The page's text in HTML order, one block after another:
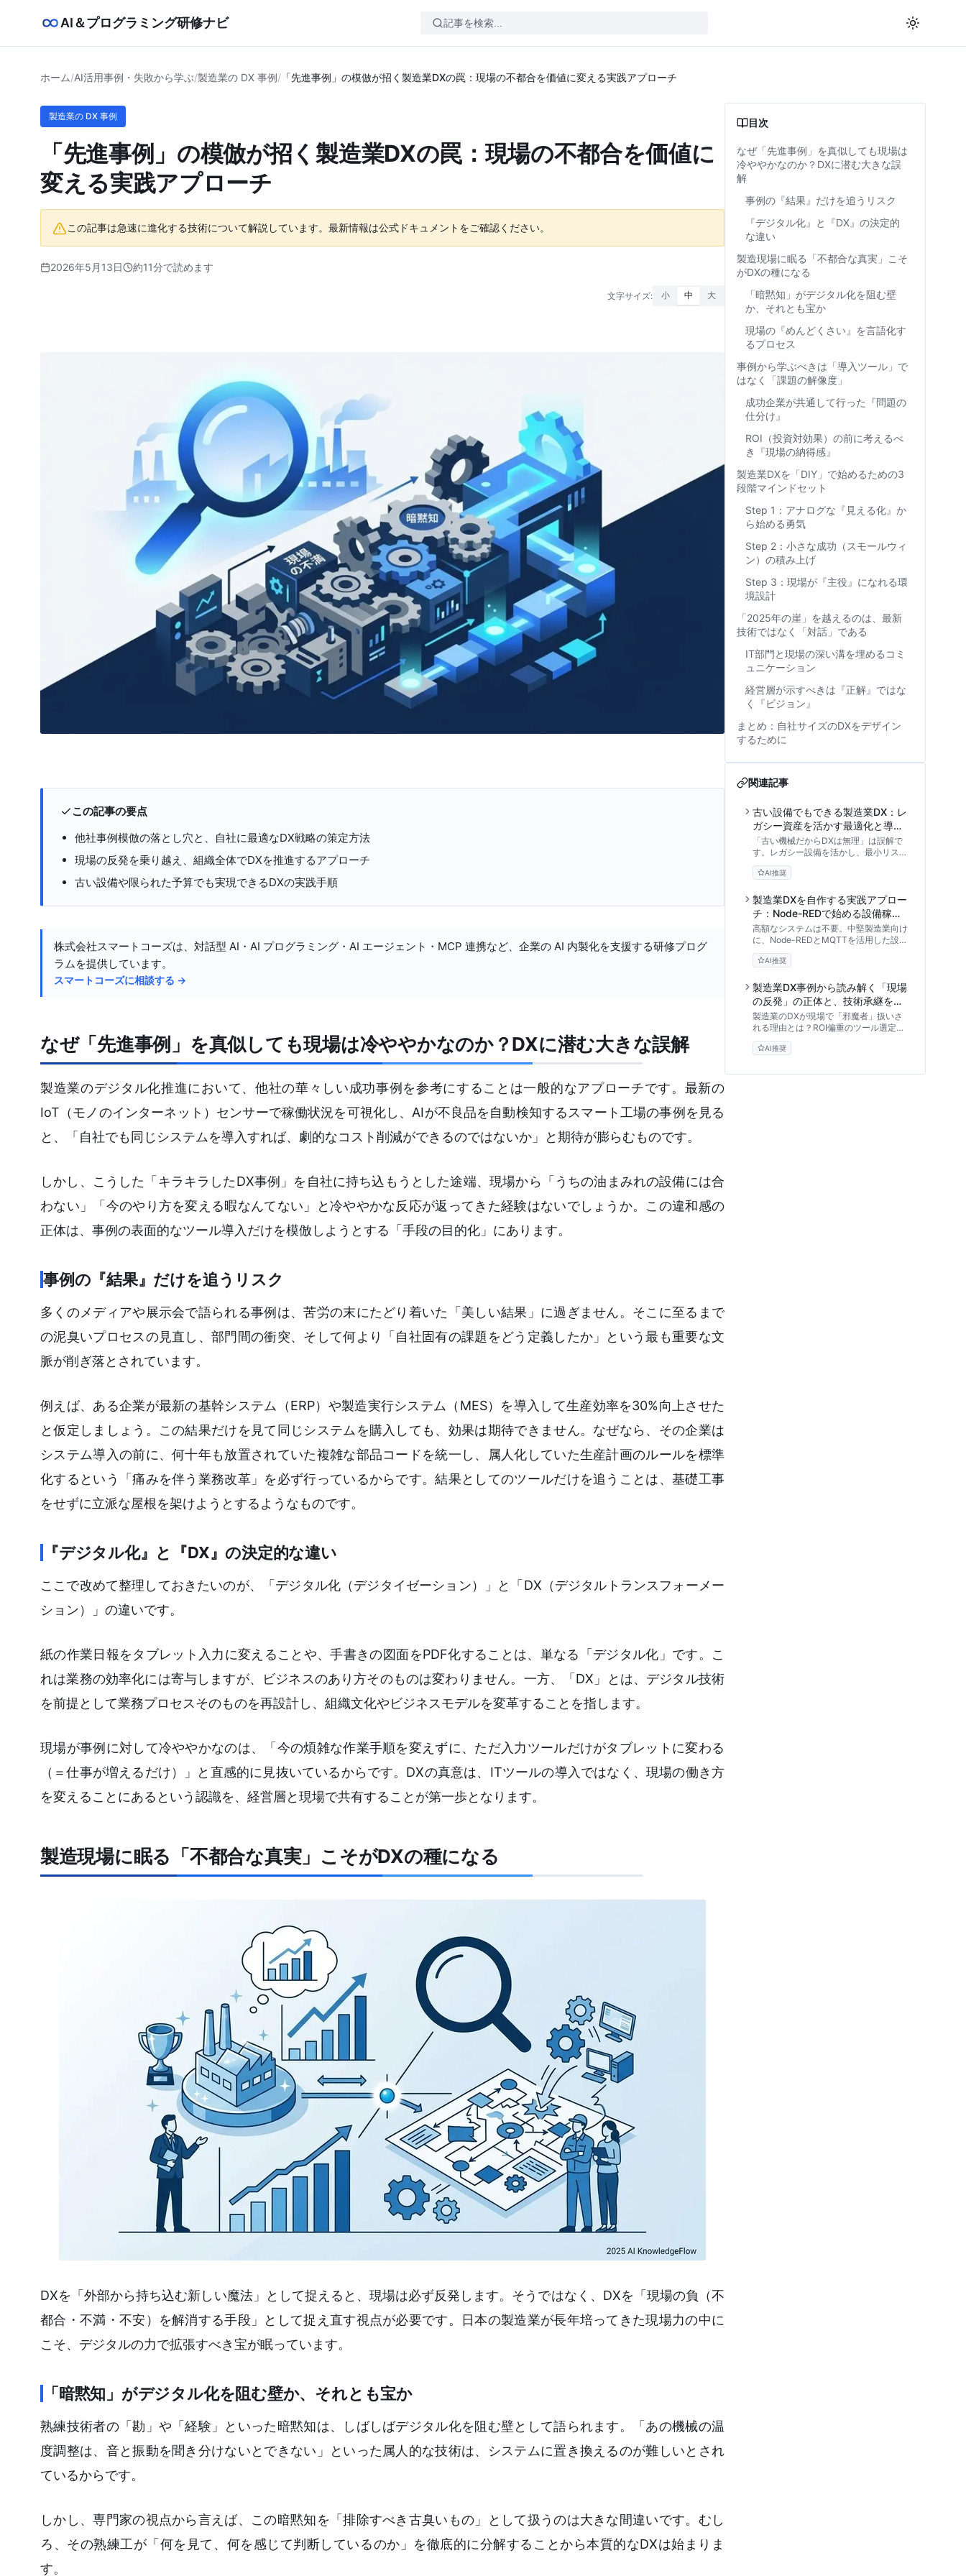
AI＆プログラミング研修ナビ
ホーム/AI活用事例・失敗から学ぶ/製造業の DX 事例/ 「先進事例」の模倣が招く製造業DXの罠：現場の不都合を価値に変える実践アプローチ
製造業の DX 事例
「先進事例」の模倣が招く製造業DXの罠：現場の不都合を価値に
変える実践アプローチ
この記事は急速に進化する技術について解説しています。最新情報は公式ドキュメントをご確認ください。
2026年5月13日 約11分で読めます
文字サイズ: 小 中 大
この記事の要点
他社事例模倣の落とし穴と、自社に最適なDX戦略の策定方法
現場の反発を乗り越え、組織全体でDXを推進するアプローチ
古い設備や限られた予算でも実現できるDXの実践手順
株式会社スマートコーズは、対話型 AI・AI プログラミング・AI エージェント・MCP 連携など、企業の AI 内製化を支援する研修プログ
ラムを提供しています。
スマートコーズに相談する →
なぜ「先進事例」を真似しても現場は冷ややかなのか？DXに潜む大きな誤解
製造業のデジタル化推進において、他社の華々しい成功事例を参考にすることは一般的なアプローチです。最新の
IoT（モノのインターネット）センサーで稼働状況を可視化し、AIが不良品を自動検知するスマート工場の事例を見る
と、「自社でも同じシステムを導入すれば、劇的なコスト削減ができるのではないか」と期待が膨らむものです。
しかし、こうした「キラキラしたDX事例」を自社に持ち込もうとした途端、現場から「うちの油まみれの設備には合
わない」「今のやり方を変える暇なんてない」と冷ややかな反応が返ってきた経験はないでしょうか。この違和感の
正体は、事例の表面的なツール導入だけを模倣しようとする「手段の目的化」にあります。
事例の『結果』だけを追うリスク
多くのメディアや展示会で語られる事例は、苦労の末にたどり着いた「美しい結果」に過ぎません。そこに至るまで
の泥臭いプロセスの見直し、部門間の衝突、そして何より「自社固有の課題をどう定義したか」という最も重要な文
脈が削ぎ落とされています。
例えば、ある企業が最新の基幹システム（ERP）や製造実行システム（MES）を導入して生産効率を30%向上させた
と仮定しましょう。この結果だけを見て同じシステムを購入しても、効果は期待できません。なぜなら、その企業は
システム導入の前に、何十年も放置されていた複雑な部品コードを統一し、属人化していた生産計画のルールを標準
化するという「痛みを伴う業務改革」を必ず行っているからです。結果としてのツールだけを追うことは、基礎工事
をせずに立派な屋根を架けようとするようなものです。
『デジタル化』と『DX』の決定的な違い
ここで改めて整理しておきたいのが、「デジタル化（デジタイゼーション）」と「DX（デジタルトランスフォーメー
ション）」の違いです。
紙の作業日報をタブレット入力に変えることや、手書きの図面をPDF化することは、単なる「デジタル化」です。こ
れは業務の効率化には寄与しますが、ビジネスのあり方そのものは変わりません。一方、「DX」とは、デジタル技術
を前提として業務プロセスそのものを再設計し、組織文化やビジネスモデルを変革することを指します。
現場が事例に対して冷ややかなのは、「今の煩雑な作業手順を変えずに、ただ入力ツールだけがタブレットに変わる
（＝仕事が増えるだけ）」と直感的に見抜いているからです。DXの真意は、ITツールの導入ではなく、現場の働き方
を変えることにあるという認識を、経営層と現場で共有することが第一歩となります。
製造現場に眠る「不都合な真実」こそがDXの種になる
DXを「外部から持ち込む新しい魔法」として捉えると、現場は必ず反発します。そうではなく、DXを「現場の負（不
都合・不満・不安）を解消する手段」として捉え直す視点が必要です。日本の製造業が長年培ってきた現場力の中に
こそ、デジタルの力で拡張すべき宝が眠っています。
「暗黙知」がデジタル化を阻む壁か、それとも宝か
熟練技術者の「勘」や「経験」といった暗黙知は、しばしばデジタル化を阻む壁として語られます。「あの機械の温
度調整は、音と振動を聞き分けないとできない」といった属人的な技術は、システムに置き換えるのが難しいとされ
ているからです。
しかし、専門家の視点から言えば、この暗黙知を「排除すべき古臭いもの」として扱うのは大きな間違いです。むし
ろ、その熟練工が「何を見て、何を感じて判断しているのか」を徹底的に分解することから本質的なDXは始まりま
す。
目次
なぜ「先進事例」を真似しても現場は
冷ややかなのか？DXに潜む大きな誤
解
事例の『結果』だけを追うリスク
『デジタル化』と『DX』の決定的
な違い
製造現場に眠る「不都合な真実」こそ
がDXの種になる
「暗黙知」がデジタル化を阻む壁
か、それとも宝か
現場の『めんどくさい』を言語化す
るプロセス
事例から学ぶべきは「導入ツール」で
はなく「課題の解像度」
成功企業が共通して行った『問題の
仕分け』
ROI（投資対効果）の前に考えるべ
き『現場の納得感』
製造業DXを「DIY」で始めるための3
段階マインドセット
Step 1：アナログな『見える化』か
ら始める勇気
Step 2：小さな成功（スモールウィ
ン）の積み上げ
Step 3：現場が『主役』になれる環
境設計
「2025年の崖」を越えるのは、最新
技術ではなく「対話」である
IT部門と現場の深い溝を埋めるコミ
ュニケーション
経営層が示すべきは『正解』ではな
く『ビジョン』
まとめ：自社サイズのDXをデザイン
するために
関連記事
古い設備でもできる製造業DX：レ
ガシー資産を活かす最適化と導入
手順
「古い機械だからDXは無理」は誤解で
す。レガシー設備を活かし、最小リスク
で生産性を最適化する製造現場のDX導
入手順を解説。現場の反発を抑え、確実
アプローチを紹介します。
AI推奨
製造業DXを自作する実践アプロー
チ：Node-REDで始める設備稼働
監視の構築手順
高額なシステムは不要。中堅製造業向け
に、Node-REDとMQTTを活用した設備
稼働監視のDIY構築手順を解説。古い機
械のデジタル化からROI算出、社内稟議
を出す実践的ノウハウを提供します。
AI推奨
製造業DX事例から読み解く「現場
の反発」の正体と、技術承継を成
功させる評価基準の転換点
製造業のDXが現場で「邪魔者」扱いさ
れる理由とは？ROI偏重のツール選定か
ら脱却し、熟練工の技能をデジタル資産
化するための実践的なアプローチと評価
AI推奨